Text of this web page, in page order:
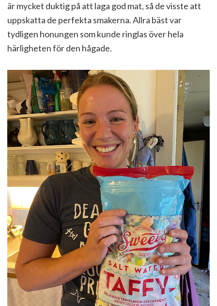
är mycket duktig på att laga god mat, så de visste att
uppskatta de perfekta smakerna. Allra bäst var
tydligen honungen som kunde ringlas över hela
härligheten för den hågade.